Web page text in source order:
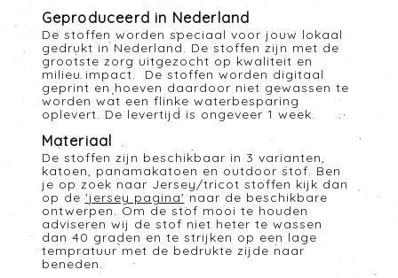
Geproduceerd in Nederland
De stoffen worden speciaal voor jouw lokaal
gedrukt in Nederland. De stoffen zijn met de
grootste zorg uitgezocht op kwaliteit en
milieu impact. De stoffen worden digitaal
geprint en hoeven daardoor niet gewassen te
worden wat een flinke waterbesparing
oplevert. De levertijd is ongeveer 1 week.
Materiaal
De stoffen zijn beschikbaar in 3 varianten,
katoen, panamakatoen en outdoor stof. Ben
je op zoek naar Jersey/tricot stoffen kijk dan
op de 'jersey pagina' naar de beschikbare
ontwerpen. Om de stof mooi te houden
adviseren wij de stof niet heter te wassen
dan 40 graden en te strijken op een lage
tempratuur met de bedrukte zijde naar
beneden.